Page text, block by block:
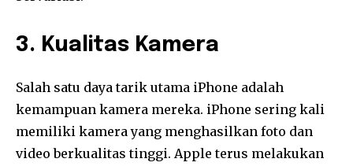
3. Kualitas Kamera
Salah satu daya tarik utama iPhone adalah
kemampuan kamera mereka. iPhone sering kali
memiliki kamera yang menghasilkan foto dan
video berkualitas tinggi. Apple terus melakukan